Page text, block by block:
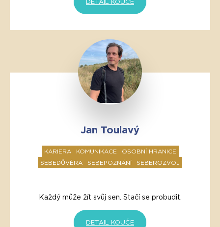
DETAIL KOUČE
Jan Toulavý
KARIERA KOMUNIKACE
OSOBNÍ HRANICE
SEBEDŮVĚRA
SEBEPOZNÁNÍ SEBEROZVOJ
Každý může žít svůj sen. Stačí se probudit.
DETAIL KOUČE